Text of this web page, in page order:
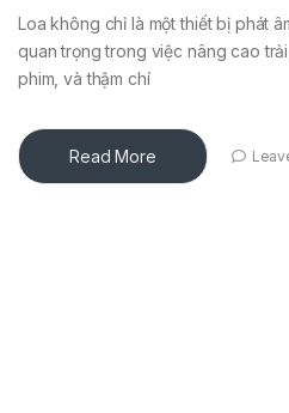
Loa không chỉ là một thiết bị phát
quan trọng trong việc nâng cao
phim, và thậm chí
Read More